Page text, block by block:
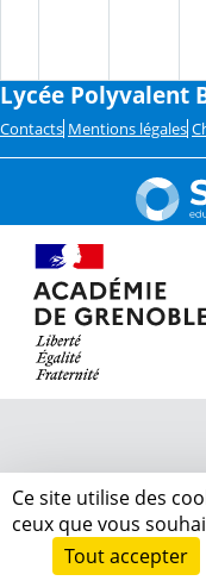
Lycée Polyvalent
Contacts Mentions légales
Ce site utilise des
ceux que vous
Tout accepter